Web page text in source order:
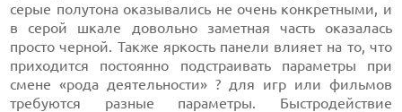
серые полутона оказывались не очень конкретными, и
в серой шкале довольно заметная часть оказалась
просто черной. Также яркость панели влияет на то, что
приходится постоянно подстраивать параметры при
смене «рода деятельности» ? для игр или фильмов
требуются разные параметры. Быстродействие